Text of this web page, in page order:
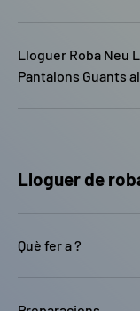
Lloguer Roba Neu
Pantalons Guants
Lloguer de
Què fer a ?